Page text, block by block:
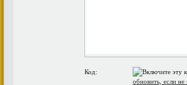
Код:
обновить, если не